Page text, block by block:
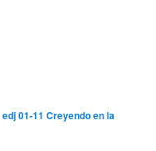
edj 01-11 Creyendo en la